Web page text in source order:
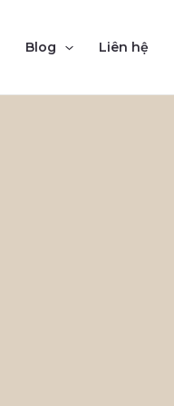
Blog Liên hệ